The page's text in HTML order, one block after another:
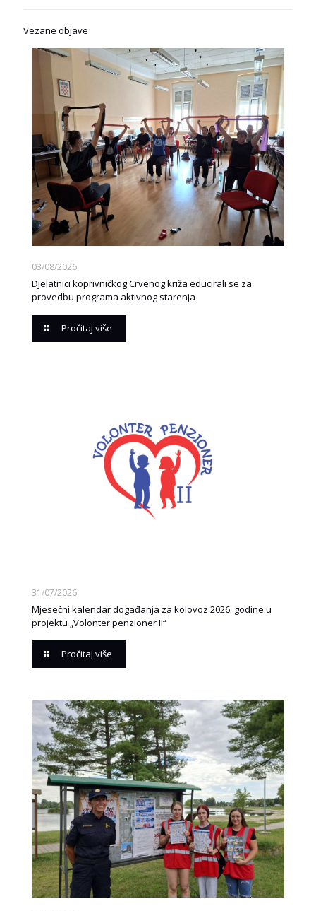
Vezane objave
03/08/2026
Djelatnici koprivničkog Crvenog križa educirali se za
provedbu programa aktivnog starenja
Pročitaj više
31/07/2026
Mjesečni kalendar događanja za kolovoz 2026. godine u
projektu „Volonter penzioner II“
Pročitaj više